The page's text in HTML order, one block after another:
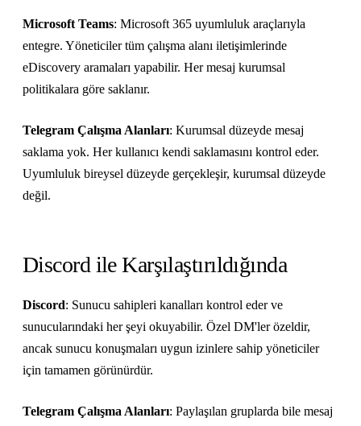
Microsoft Teams: Microsoft 365 uyumluluk araçlarıyla
entegre. Yöneticiler tüm çalışma alanı iletişimlerinde
eDiscovery aramaları yapabilir. Her mesaj kurumsal
politikalara göre saklanır.
Telegram Çalışma Alanları: Kurumsal düzeyde mesaj
saklama yok. Her kullanıcı kendi saklamasını kontrol eder.
Uyumluluk bireysel düzeyde gerçekleşir, kurumsal düzeyde
değil.
Discord ile Karşılaştırıldığında
Discord: Sunucu sahipleri kanalları kontrol eder ve
sunucularındaki her şeyi okuyabilir. Özel DM'ler özeldir,
ancak sunucu konuşmaları uygun izinlere sahip yöneticiler
için tamamen görünürdür.
Telegram Çalışma Alanları: Paylaşılan gruplarda bile mesaj